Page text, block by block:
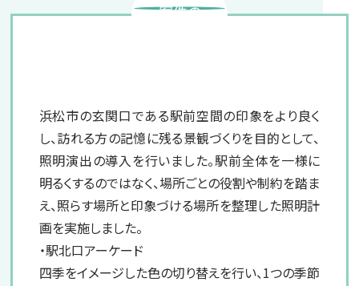
案件の
浜松市の玄関口である駅前空間の印象をより良く
し、訪れる方の記憶に残る景観づくりを目的として、
照明演出の導入を行いました。駅前全体を一様に
明るくするのではなく、場所ごとの役割や制約を踏ま
え、照らす場所と印象づける場所を整理した照明計
画を実施しました。
・駅北口アーケード
四季をイメージした色の切り替えを行い、1つの季節